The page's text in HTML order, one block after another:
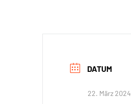
DATUM
22. März 2024